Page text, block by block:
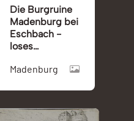
Die Burgruine
Madenburg bei
Eschbach -
loses
002
Madenburg